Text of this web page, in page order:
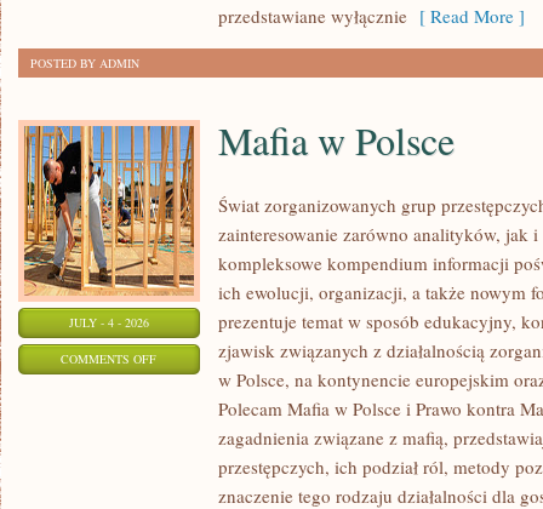
przedstawiane wyłącznie [ Read More ]
POSTED BY ADMIN
JULY - 4 - 2026
COMMENTS OFFON
Mafia w Polsce
Świat zorganizowanych grup
zainteresowanie zarówno analityków, jak
kompleksowe kompendium informacji
ich ewolucji, organizacji, a także nowym
prezentuje temat w sposób edukacyjny,
zjawisk związanych z działalnością
w Polsce, na kontynencie europejskim
Polecam Mafia w Polsce i Prawo kontra
zagadnienia związane z mafią,
przestępczych, ich podział ról, metody
znaczenie tego rodzaju działalności dla